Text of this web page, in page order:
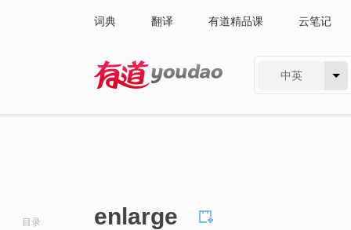
词典 翻译 有道精品课 云笔记
中英
目录 enlarge